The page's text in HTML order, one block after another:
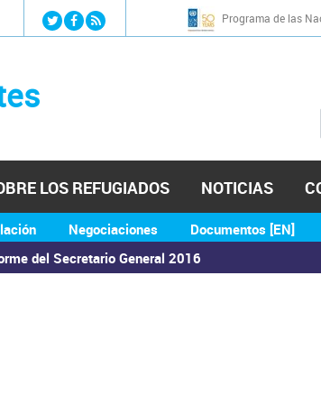
Jump to navigation Programa de las
del Secretario General 2016
Negociaciones Documentos [EN]
LOS REFUGIADOS NOTICIAS